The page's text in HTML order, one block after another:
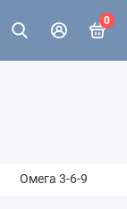
0
Омега 3-6-9